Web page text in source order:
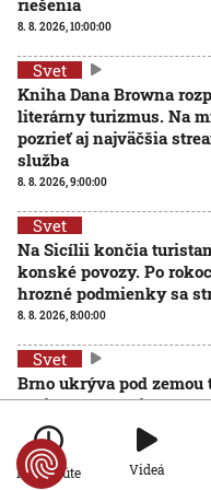
8. 8. 2026, 10:00:00
Svet
Kniha Dana Browna
literárny turizmus. Na
pozrieť aj najväčšia
služba
8. 8. 2026, 9:00:00
Svet
Na Sicílii končia
konské povozy. Po
hrozné podmienky sa
8. 8. 2026, 8:00:00
Svet
Brno ukrýva pod zemou
zážitkový labyrint. My
pozrieť s kamerou
8. 8. 2026, 7:00:00
Po minúte Videá